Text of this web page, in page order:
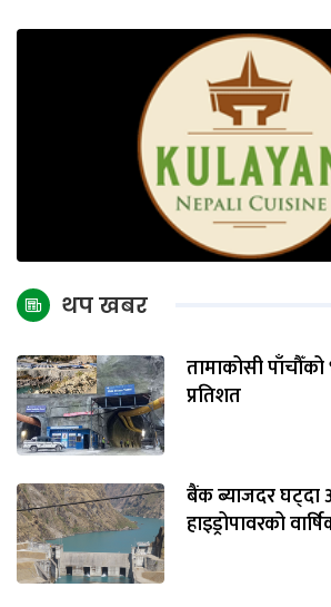
थप खबर
तामाकोसी
प्रतिशत
बैंक ब्याजदर घट्दा
हाइड्रोपावरको